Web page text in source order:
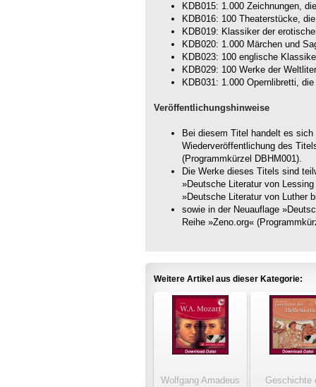
KDB015: 1.000 Zeichnungen,
KDB016: 100 Theaterstücke,
KDB019: Klassiker der
KDB020: 1.000 Märchen und
KDB023: 100 englische
KDB029: 100 Werke der
KDB031: 1.000 Opernlibretti,
Veröffentlichungshinweise
Bei diesem Titel handelt es
Wiederveröffentlichung des
(Programmkürzel DBHM001).
Die Werke dieses Titels sind
»Deutsche Literatur von
»Deutsche Literatur von Luther
sowie in der Neuauflage
Reihe »Zeno.org«
Weitere Artikel aus dieser Kategorie:
Wolfgang Amadeus
Geschichte